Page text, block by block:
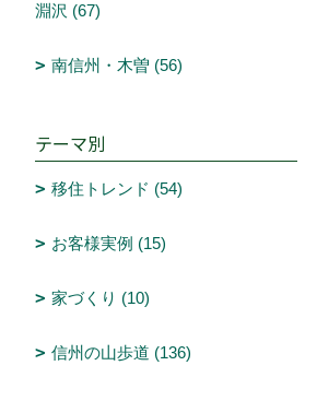
淵沢 (67)
南信州・木曽 (56)
テーマ別
移住トレンド (54)
お客様実例 (15)
家づくり (10)
信州の山歩道 (136)